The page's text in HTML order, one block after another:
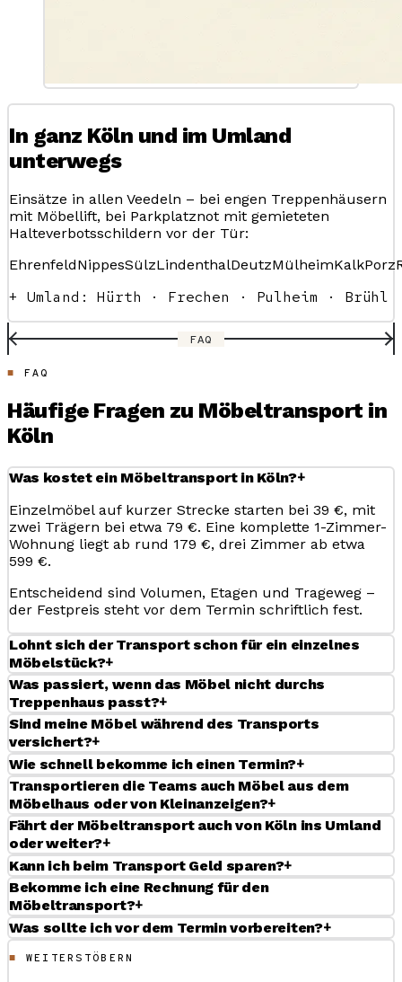
In ganz Köln und im Umland
unterwegs
Einsätze in allen Veedeln – bei engen Treppenhäusern
mit Möbellift, bei Parkplatznot mit gemieteten
Halteverbotsschildern vor der Tür:
EhrenfeldNippesSülzLindenthalDeutzMülheimKalkPorz
+ Umland: Hürth · Frechen · Pulheim · Brühl
FAQ
FAQ
Häufige Fragen zu Möbeltransport in
Köln
Was kostet ein Möbeltransport in Köln?+
Einzelmöbel auf kurzer Strecke starten bei 39 €, mit
zwei Trägern bei etwa 79 €. Eine komplette 1-Zimmer-
Wohnung liegt ab rund 179 €, drei Zimmer ab etwa
599 €.
Entscheidend sind Volumen, Etagen und Trageweg –
der Festpreis steht vor dem Termin schriftlich fest.
Lohnt sich der Transport schon für ein einzelnes
Möbelstück?+
Was passiert, wenn das Möbel nicht durchs
Treppenhaus passt?+
Sind meine Möbel während des Transports
versichert?+
Wie schnell bekomme ich einen Termin?+
Transportieren die Teams auch Möbel aus dem
Möbelhaus oder von Kleinanzeigen?+
Fährt der Möbeltransport auch von Köln ins Umland
oder weiter?+
Kann ich beim Transport Geld sparen?+
Bekomme ich eine Rechnung für den
Möbeltransport?+
Was sollte ich vor dem Termin vorbereiten?+
WEITERSTÖBERN